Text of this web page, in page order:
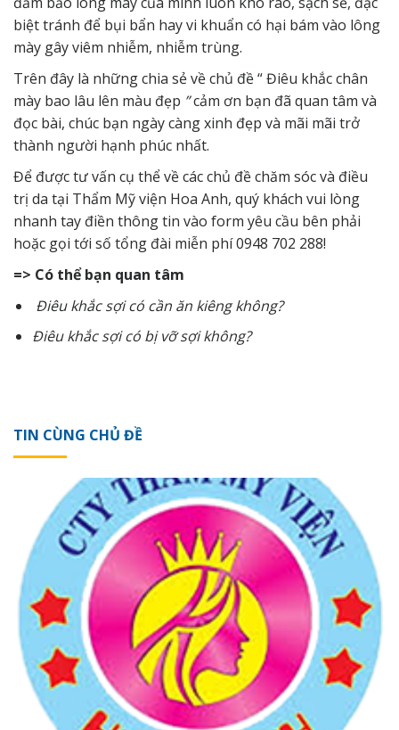
biệt tránh để bụi bẩn hay vi khuẩn có hại bám vào lông
mày gây viêm nhiễm, nhiễm trùng.
Trên đây là những chia sẻ về chủ đề “ Điêu khắc chân
mày bao lâu lên màu đẹp ”cảm ơn bạn đã quan tâm và
đọc bài, chúc bạn ngày càng xinh đẹp và mãi mãi trở
thành người hạnh phúc nhất.
Để được tư vấn cụ thể về các chủ đề chăm sóc và điều
trị da tại Thẩm Mỹviện Hoa Anh, quý khách vui lòng
nhanh tay điền thông tin vào form yêu cầu bên phải
hoặc gọi tới số tổng đài miễn phí 0948 702 288!
=> Có thể bạn quan tâm
Điêu khắc sợi có cần ăn kiêng không?
Điêu khắc sợi có bị vỡ sợi không?
TIN CÙNG CHỦ ĐỀ